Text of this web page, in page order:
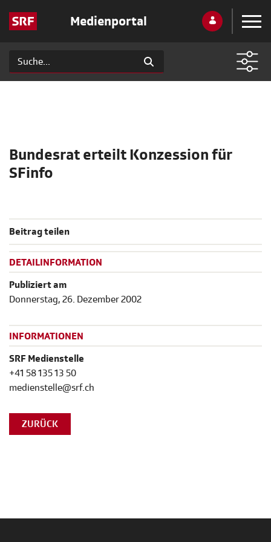
Medienportal
Bundesrat erteilt Konzession für
SFinfo
Beitrag teilen
DETAILINFORMATION
Publiziert am
Donnerstag, 26. Dezember 2002
INFORMATIONEN
SRF Medienstelle
+41 58 135 13 50
medienstelle@srf.ch
ZURÜCK